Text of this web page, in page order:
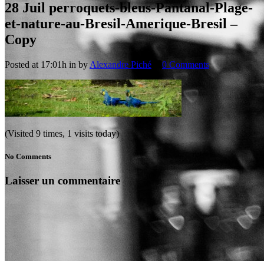
28 Juil perroquets-bleus-Pantanal-Plage-
et-nature-au-Bresil-Amerique-Bresil –
Copy
Posted at 17:01h in by Alexandre Piché 0 Comments
(Visited 9 times, 1 visits today)
No Comments
Laisser un commentaire